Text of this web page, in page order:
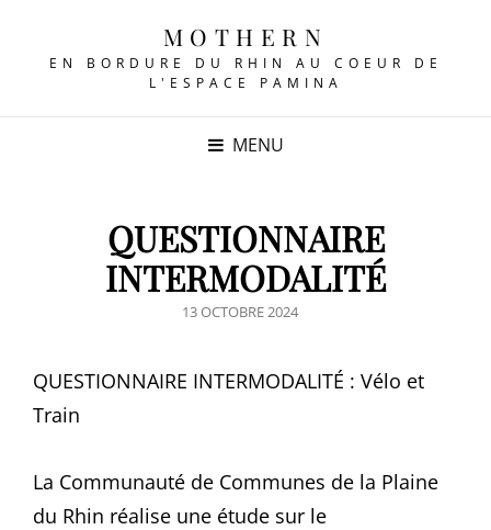
MOTHERN
EN BORDURE DU RHIN AU COEUR DE
L'ESPACE PAMINA
MENU
QUESTIONNAIRE
INTERMODALITÉ
POSTED
13 OCTOBRE 2024
QUESTIONNAIRE INTERMODALITÉ : Vélo et
Train
La Communauté de Communes de la Plaine
du Rhin réalise une étude sur le